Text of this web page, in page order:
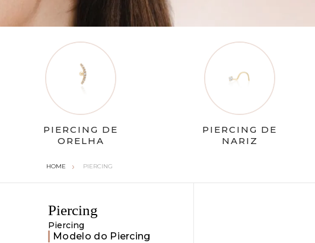
PIERCING DE
ORELHA
PIERCING DE
NARIZ
PIERCING
Piercing
Piercing
Modelo do Piercing